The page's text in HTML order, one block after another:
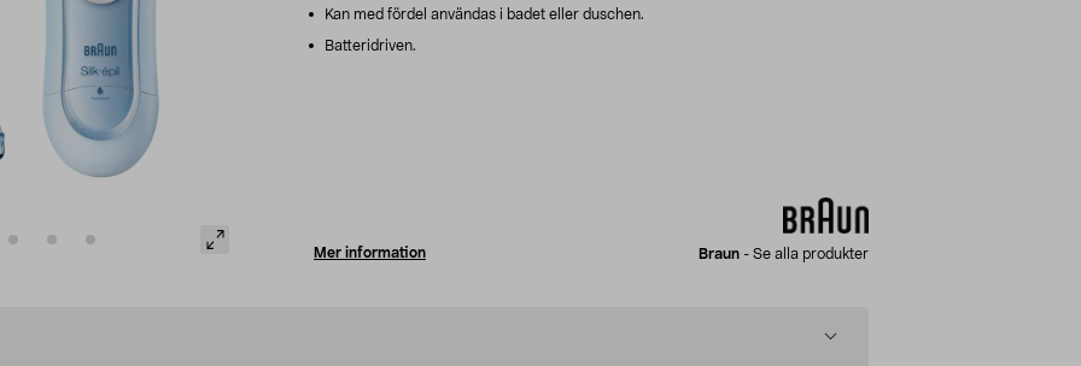
Kan med fördel användas i badet eller duschen.
Batteridriven.
Mer information Braun - Se alla produkter